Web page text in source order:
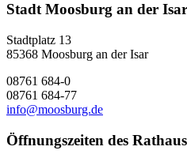
Stadt Moosburg an der Isar
Stadtplatz 13
85368 Moosburg an der Isar
08761 684-0
08761 684-77
info@moosburg.de
Öffnungszeiten des